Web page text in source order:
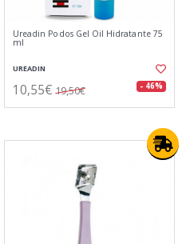
Ureadin Podos Gel Oil Hidratante 75
ml
UREADIN
10,55€ 19,50€ - 46%